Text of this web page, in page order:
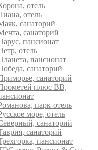
отель
отель
санаторий
санаторий
пансионат
отель
пансионат
санаторий
санаторий
плюс ВВ,
парк-отель
море, отель
санаторий
санаторий
пансионат